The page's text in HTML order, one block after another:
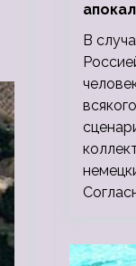
людей
В